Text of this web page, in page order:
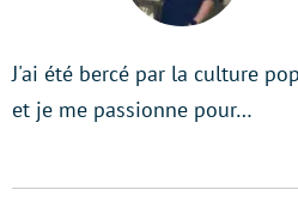
J'ai été bercé par la culture
et je me passionne pour…